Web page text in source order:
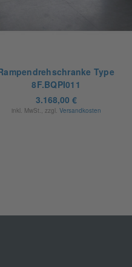
Type
8F.BQPI011
3.168,00 €
inkl. MwSt., zzgl. Versandkosten